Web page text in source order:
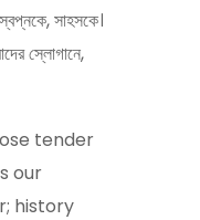
সাহসকে।
স্লোগানে,
tender
our
history